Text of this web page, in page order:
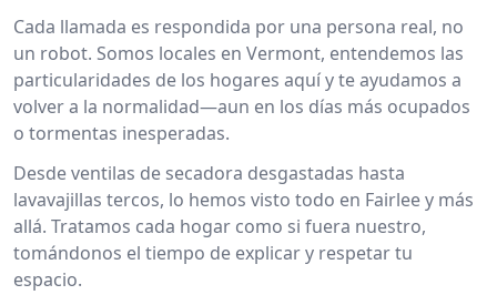
Cada llamada es respondida por una persona real, no
un robot. Somos locales en Vermont, entendemos las
particularidades de los hogares aquí y te ayudamos a
volver a la normalidad—aun en los días más ocupados
o tormentas inesperadas.
Desde ventilas de secadora desgastadas hasta
lavavajillas tercos, lo hemos visto todo en Fairlee y más
allá. Tratamos cada hogar como si fuera nuestro,
tomándonos el tiempo de explicar y respetar tu
espacio.